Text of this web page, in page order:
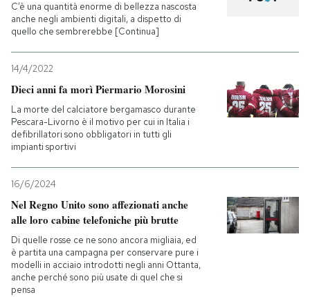
C’è una quantità enorme di bellezza nascosta
anche negli ambienti digitali, a dispetto di
quello che sembrerebbe [Continua]
14/4/2022
Dieci anni fa morì Piermario Morosini
La morte del calciatore bergamasco durante
Pescara-Livorno è il motivo per cui in Italia i
defibrillatori sono obbligatori in tutti gli
impianti sportivi
16/6/2024
Nel Regno Unito sono affezionati anche
alle loro cabine telefoniche più brutte
Di quelle rosse ce ne sono ancora migliaia, ed
è partita una campagna per conservare pure i
modelli in acciaio introdotti negli anni Ottanta,
anche perché sono più usate di quel che si
pensa